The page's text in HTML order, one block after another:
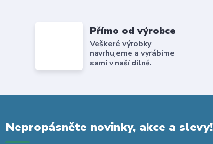
Přímo od výrobce
Veškeré výrobky
navrhujeme a vyrábíme
sami v naší dílně.
Nepropásněte novinky, akce a slevy!